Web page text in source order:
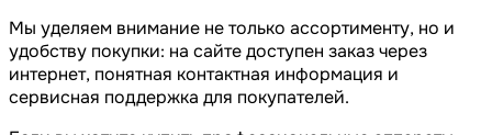
Мы уделяем внимание не только ассортименту, но и
удобству покупки: на сайте доступен заказ через
интернет, понятная контактная информация и
сервисная поддержка для покупателей.